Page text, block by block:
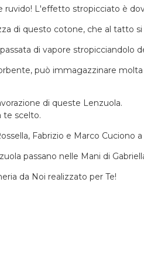
L'effetto stropicciato è
di questo cotone, che al tatto
di vapore stropicciandolo
può immagazzinare
di queste Lenzuola.
te scelto.
Fabrizio e Marco Cuciono
passano nelle Mani di
da Noi realizzato per Te!